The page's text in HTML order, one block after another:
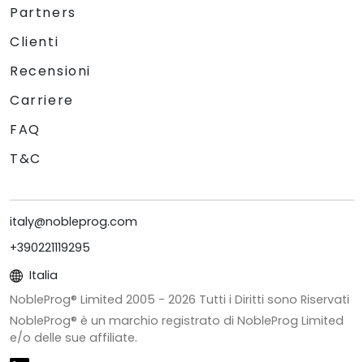
Partners
Clienti
Recensioni
Carriere
FAQ
T&C
italy@nobleprog.com
+390221119295
Italia
NobleProg® Limited 2005 - 2026 Tutti i Diritti sono Riservati
NobleProg® è un marchio registrato di NobleProg Limited
e/o delle sue affiliate.